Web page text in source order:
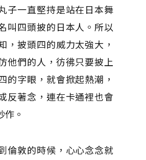
子一直堅持是站在日本舞
叫四頭披的日本人。所以
，披頭四的威力太強大，
他們的人，彷彿只要披上
的字眼，就會掀起熱潮，
反著念，連在卡通裡也會
作。
倫敦的時候，心心念念就